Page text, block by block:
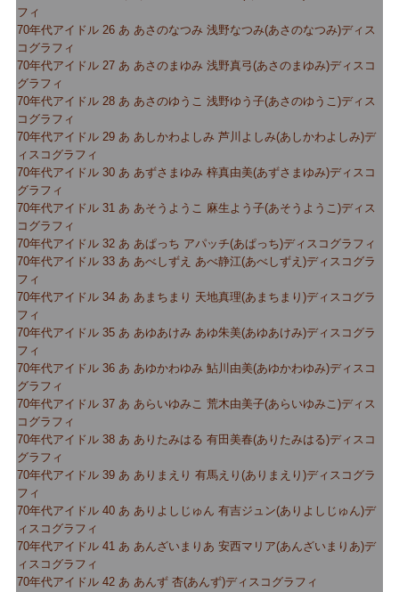
フィ
70年代アイドル 26 あ あさのなつみ 浅野なつみ(あさのなつみ)ディス
コグラフィ
70年代アイドル 27 あ あさのまゆみ 浅野真弓(あさのまゆみ)ディスコ
グラフィ
70年代アイドル 28 あ あさのゆうこ 浅野ゆう子(あさのゆうこ)ディス
コグラフィ
70年代アイドル 29 あ あしかわよしみ 芦川よしみ(あしかわよしみ)デ
ィスコグラフィ
70年代アイドル 30 あ あずさまゆみ 梓真由美(あずさまゆみ)ディスコ
グラフィ
70年代アイドル 31 あ あそうようこ 麻生よう子(あそうようこ)ディス
コグラフィ
70年代アイドル 32 あ あぱっち アパッチ(あぱっち)ディスコグラフィ
70年代アイドル 33 あ あべしずえ あべ静江(あべしずえ)ディスコグラ
フィ
70年代アイドル 34 あ あまちまり 天地真理(あまちまり)ディスコグラ
フィ
70年代アイドル 35 あ あゆあけみ あゆ朱美(あゆあけみ)ディスコグラ
フィ
70年代アイドル 36 あ あゆかわゆみ 鮎川由美(あゆかわゆみ)ディスコ
グラフィ
70年代アイドル 37 あ あらいゆみこ 荒木由美子(あらいゆみこ)ディス
コグラフィ
70年代アイドル 38 あ ありたみはる 有田美春(ありたみはる)ディスコ
グラフィ
70年代アイドル 39 あ ありまえり 有馬えり(ありまえり)ディスコグラ
フィ
70年代アイドル 40 あ ありよしじゅん 有吉ジュン(ありよしじゅん)デ
ィスコグラフィ
70年代アイドル 41 あ あんざいまりあ 安西マリア(あんざいまりあ)デ
ィスコグラフィ
70年代アイドル 42 あ あんず 杏(あんず)ディスコグラフィ